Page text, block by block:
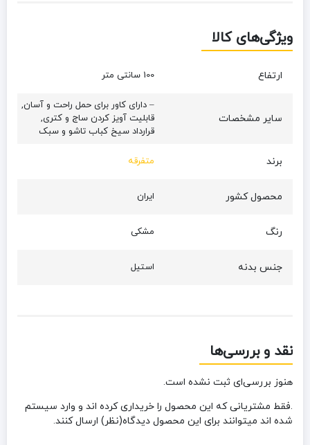
ویژگی‌های کالا
ارتفاع 100 سانتی متر
سایر مشخصات
– دارای کاور برای حمل راحت و آسان,
قابلیت آویز کردن ساج و کتری,
قرارداد سیخ کباب تاشو و سبک
برند متفرقه
محصول کشور ایران
رنگ مشکی
جنس بدنه استیل
نقد و بررسی‌ها
هنوز بررسی‌ای ثبت نشده است.
.فقط مشتریانی که این محصول را خریداری کرده اند و وارد سیستم
شده اند میتوانند برای این محصول دیدگاه(نظر) ارسال کنند.